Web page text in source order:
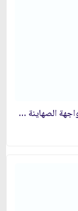
الموضوع: ضرورة التمسك بالمقاومة في مواجهة الصهاينة وطرد المساومين‏